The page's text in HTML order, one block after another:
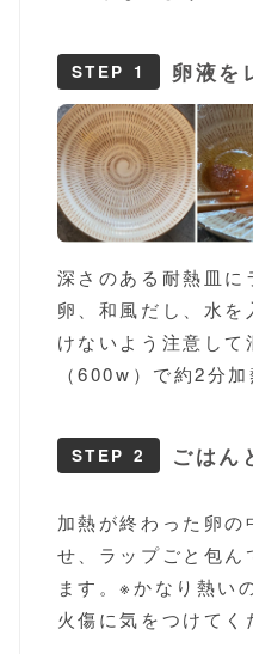
STEP 1 卵液を
深さのある耐熱皿に
卵、和風だし、水を
けないよう注意して
（600w）で約2分加
STEP 2 ごはん
加熱が終わった卵
せ、ラップごと包ん
ます。※かなり熱い
火傷に気をつけてく